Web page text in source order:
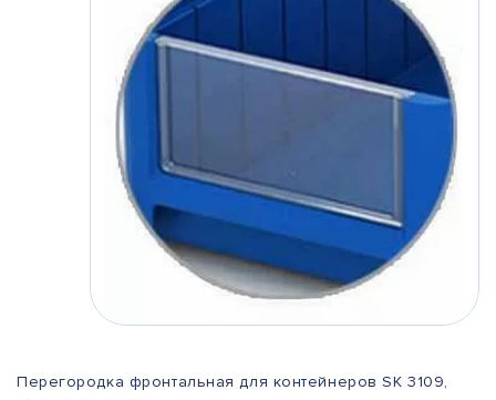
Перегородка фронтальная для контейнеров SK 3109,